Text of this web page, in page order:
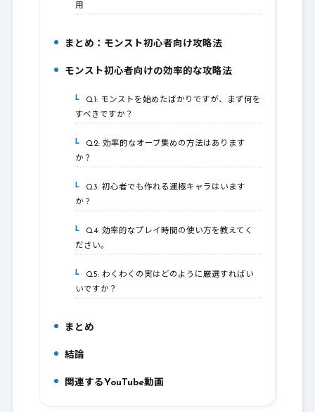
用
まとめ：モンスト初心者向け攻略法
モンスト初心者向けの効率的な攻略法
6-1.Q1: モンストを始めたばかりですが、まず何を
すべきですか？
6-2.Q2: 効率的なオーブ集めの方法はあります
か？
6-3.Q3: 初心者でも作れる運極キャラはいます
か？
6-4.Q4: 効率的なプレイ時間の使い方を教えてく
ださい。
6-5.Q5: わくわくの実はどのように厳選すればい
いですか？
まとめ
8.結論
9.関連するYouTube動画